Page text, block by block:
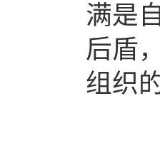
满是
后盾
组织